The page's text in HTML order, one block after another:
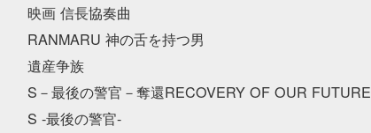
映画 信⾧協奏曲
RANMARU 神の舌を持つ男
遺産争族
S－最後の警官－奪還RECOVERY OF OUR FUTURE
S -最後の警官-